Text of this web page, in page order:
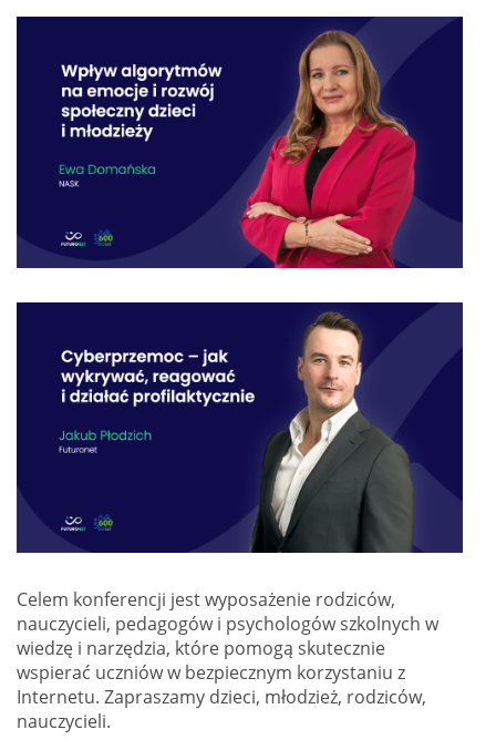
Celem konferencji jest wyposażenie rodziców,
nauczycieli, pedagogów i psychologów szkolnych w
wiedzę i narzędzia, które pomogą skutecznie
wspierać uczniów w bezpiecznym korzystaniu z
Internetu. Zapraszamy dzieci, młodzież, rodziców,
nauczycieli.